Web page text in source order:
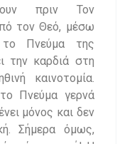
πριν Τον
τον Θεό, μέσω
το Πνεύμα της
την καρδιά στη
καινοτομία.
Πνεύμα γερνά
μόνος και δεν
Σήμερα όμως,